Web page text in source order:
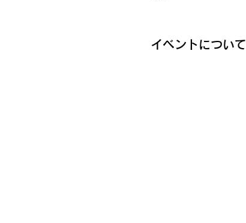
イベントについて